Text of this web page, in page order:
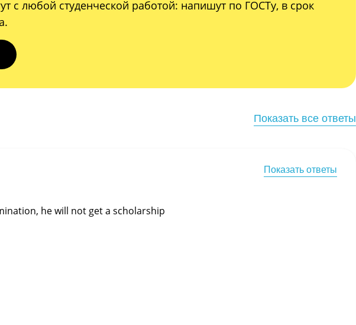
с любой студенческой работой: напишут по ГОСТу, в срок
Показать все ответы
Показать ответы
he will not get a scholarship